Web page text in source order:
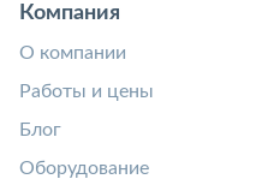
Компания
О компании
Работы и цены
Блог
Оборудование